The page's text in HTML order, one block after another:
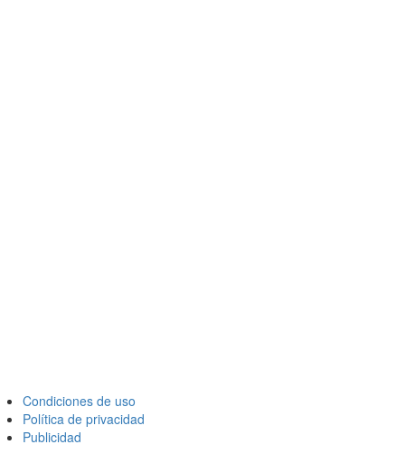
Condiciones de uso
Política de privacidad
Publicidad